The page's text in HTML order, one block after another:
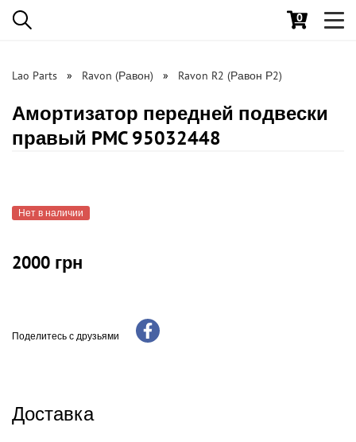
0
Lao Parts Ravon (Равон) Ravon R2 (Равон Р2)
Амортизатор передней подвески
правый PMC 95032448
Нет в наличии
2000 грн
Поделитесь с друзьями
Доставка